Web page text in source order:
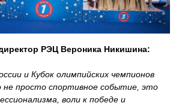
РЭЦ Вероника Никишина:
и Кубок олимпийских чемпионов
не просто спортивное событие, это
воли к победе и